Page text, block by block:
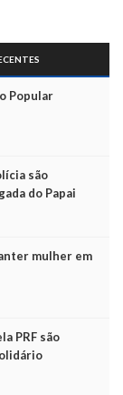
Popular
são
do Papai
mulher em
PRF são